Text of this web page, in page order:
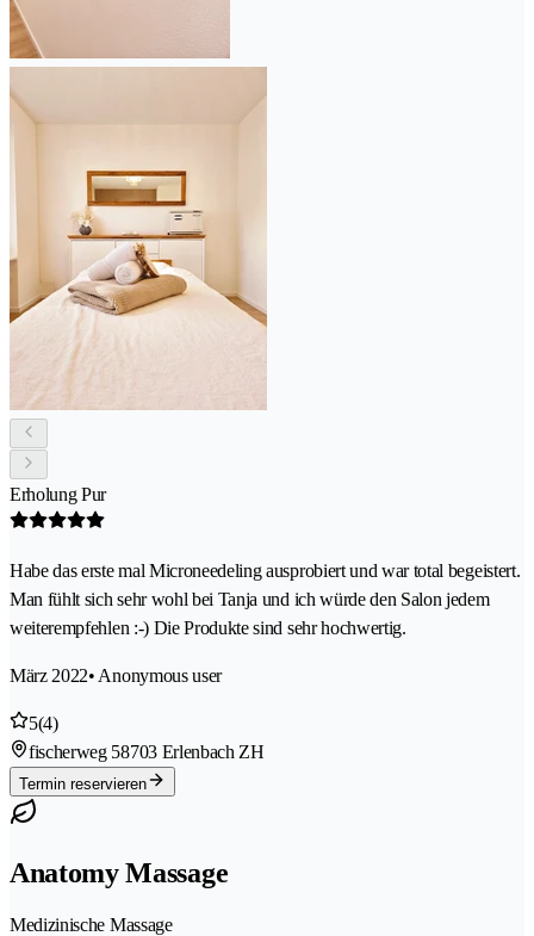
Erholung Pur
Habe das erste mal Microneedeling ausprobiert und war total begeistert.
Man fühlt sich sehr wohl bei Tanja und ich würde den Salon jedem
weiterempfehlen :-) Die Produkte sind sehr hochwertig.
März 2022• Anonymous user
5(4)
fischerweg 58703 Erlenbach ZH
Termin reservieren
Anatomy Massage
Medizinische Massage